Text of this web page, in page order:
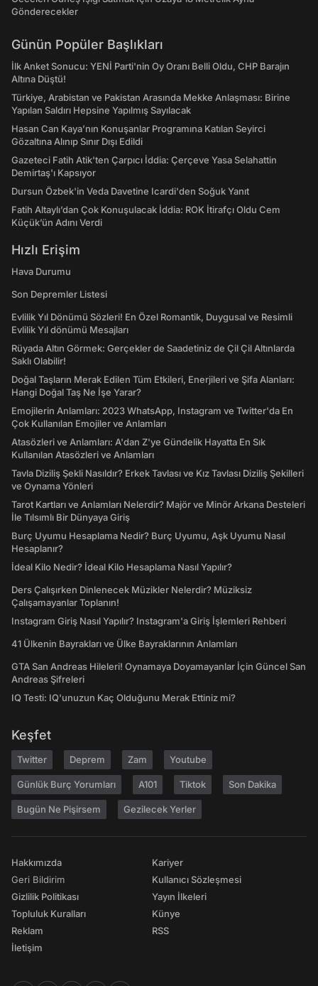
Gönderecekler
Günün Popüler Başlıkları
İlk Anket Sonucu: YENİ Parti'nin Oy Oranı Belli Oldu, CHP Barajın
Altına Düştü!
Türkiye, Arabistan ve Pakistan Arasında Mekke Anlaşması: Birine
Yapılan Saldırı Hepsine Yapılmış Sayılacak
Hasan Can Kaya’nın Konuşanlar Programına Katılan Seyirci
Gözaltına Alınıp Sınır Dışı Edildi
Gazeteci Fatih Atik'ten Çarpıcı İddia: Çerçeve Yasa Selahattin
Demirtaş'ı Kapsıyor
Dursun Özbek'in Veda Davetine Icardi'den Soğuk Yanıt
Fatih Altaylı’dan Çok Konuşulacak İddia: ROK İtirafçı Oldu Cem
Küçük’ün Adını Verdi
Hızlı Erişim
Hava Durumu
Son Depremler Listesi
Evlilik Yıl Dönümü Sözleri! En Özel Romantik, Duygusal ve Resimli
Evlilik Yıl dönümü Mesajları
Rüyada Altın Görmek: Gerçekler de Saadetiniz de Çil Çil Altınlarda
Saklı Olabilir!
Doğal Taşların Merak Edilen Tüm Etkileri, Enerjileri ve Şifa Alanları:
Hangi Doğal Taş Ne İşe Yarar?
Emojilerin Anlamları: 2023 WhatsApp, Instagram ve Twitter'da En
Çok Kullanılan Emojiler ve Anlamları
Atasözleri ve Anlamları: A'dan Z'ye Gündelik Hayatta En Sık
Kullanılan Atasözleri ve Anlamları
Tavla Diziliş Şekli Nasıldır? Erkek Tavlası ve Kız Tavlası Diziliş Şekilleri
ve Oynama Yönleri
Tarot Kartları ve Anlamları Nelerdir? Majör ve Minör Arkana Desteleri
İle Tılsımlı Bir Dünyaya Giriş
Burç Uyumu Hesaplama Nedir? Burç Uyumu, Aşk Uyumu Nasıl
Hesaplanır?
İdeal Kilo Nedir? İdeal Kilo Hesaplama Nasıl Yapılır?
Ders Çalışırken Dinlenecek Müzikler Nelerdir? Müziksiz
Çalışamayanlar Toplanın!
Instagram Giriş Nasıl Yapılır? Instagram'a Giriş İşlemleri Rehberi
41 Ülkenin Bayrakları ve Ülke Bayraklarının Anlamları
GTA San Andreas Hileleri! Oynamaya Doyamayanlar İçin Güncel San
Andreas Şifreleri
IQ Testi: IQ'unuzun Kaç Olduğunu Merak Ettiniz mi?
Keşfet
Twitter Deprem Zam Youtube
Günlük Burç Yorumları A101 Tiktok Son Dakika
Bugün Ne Pişirsem Gezilecek Yerler
Hakkımızda
Geri Bildirim
Gizlilik Politikası
Topluluk Kuralları
Reklam
İletişim
Kariyer
Kullanıcı Sözleşmesi
Yayın İlkeleri
Künye
RSS